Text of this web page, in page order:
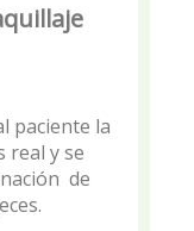
paciente la
real y se
de